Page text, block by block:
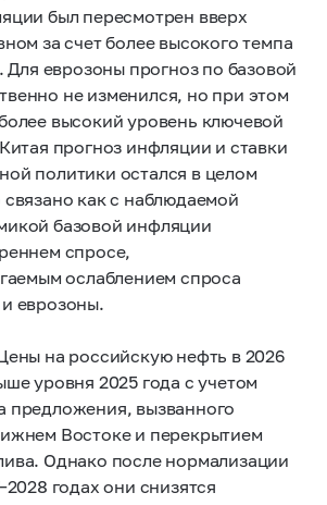
был пересмотрен вверх
за счет более высокого темпа
Для еврозоны прогноз по базовой
не изменился, но при этом
высокий уровень ключевой
прогноз инфляции и ставки
политики остался в целом
как с наблюдаемой
базовой инфляции
спросе,
ослаблением спроса
еврозоны.
на российскую нефть в 2026
уровня 2025 года с учетом
предложения, вызванного
Востоке и перекрытием
Однако после нормализации
годах они снизятся